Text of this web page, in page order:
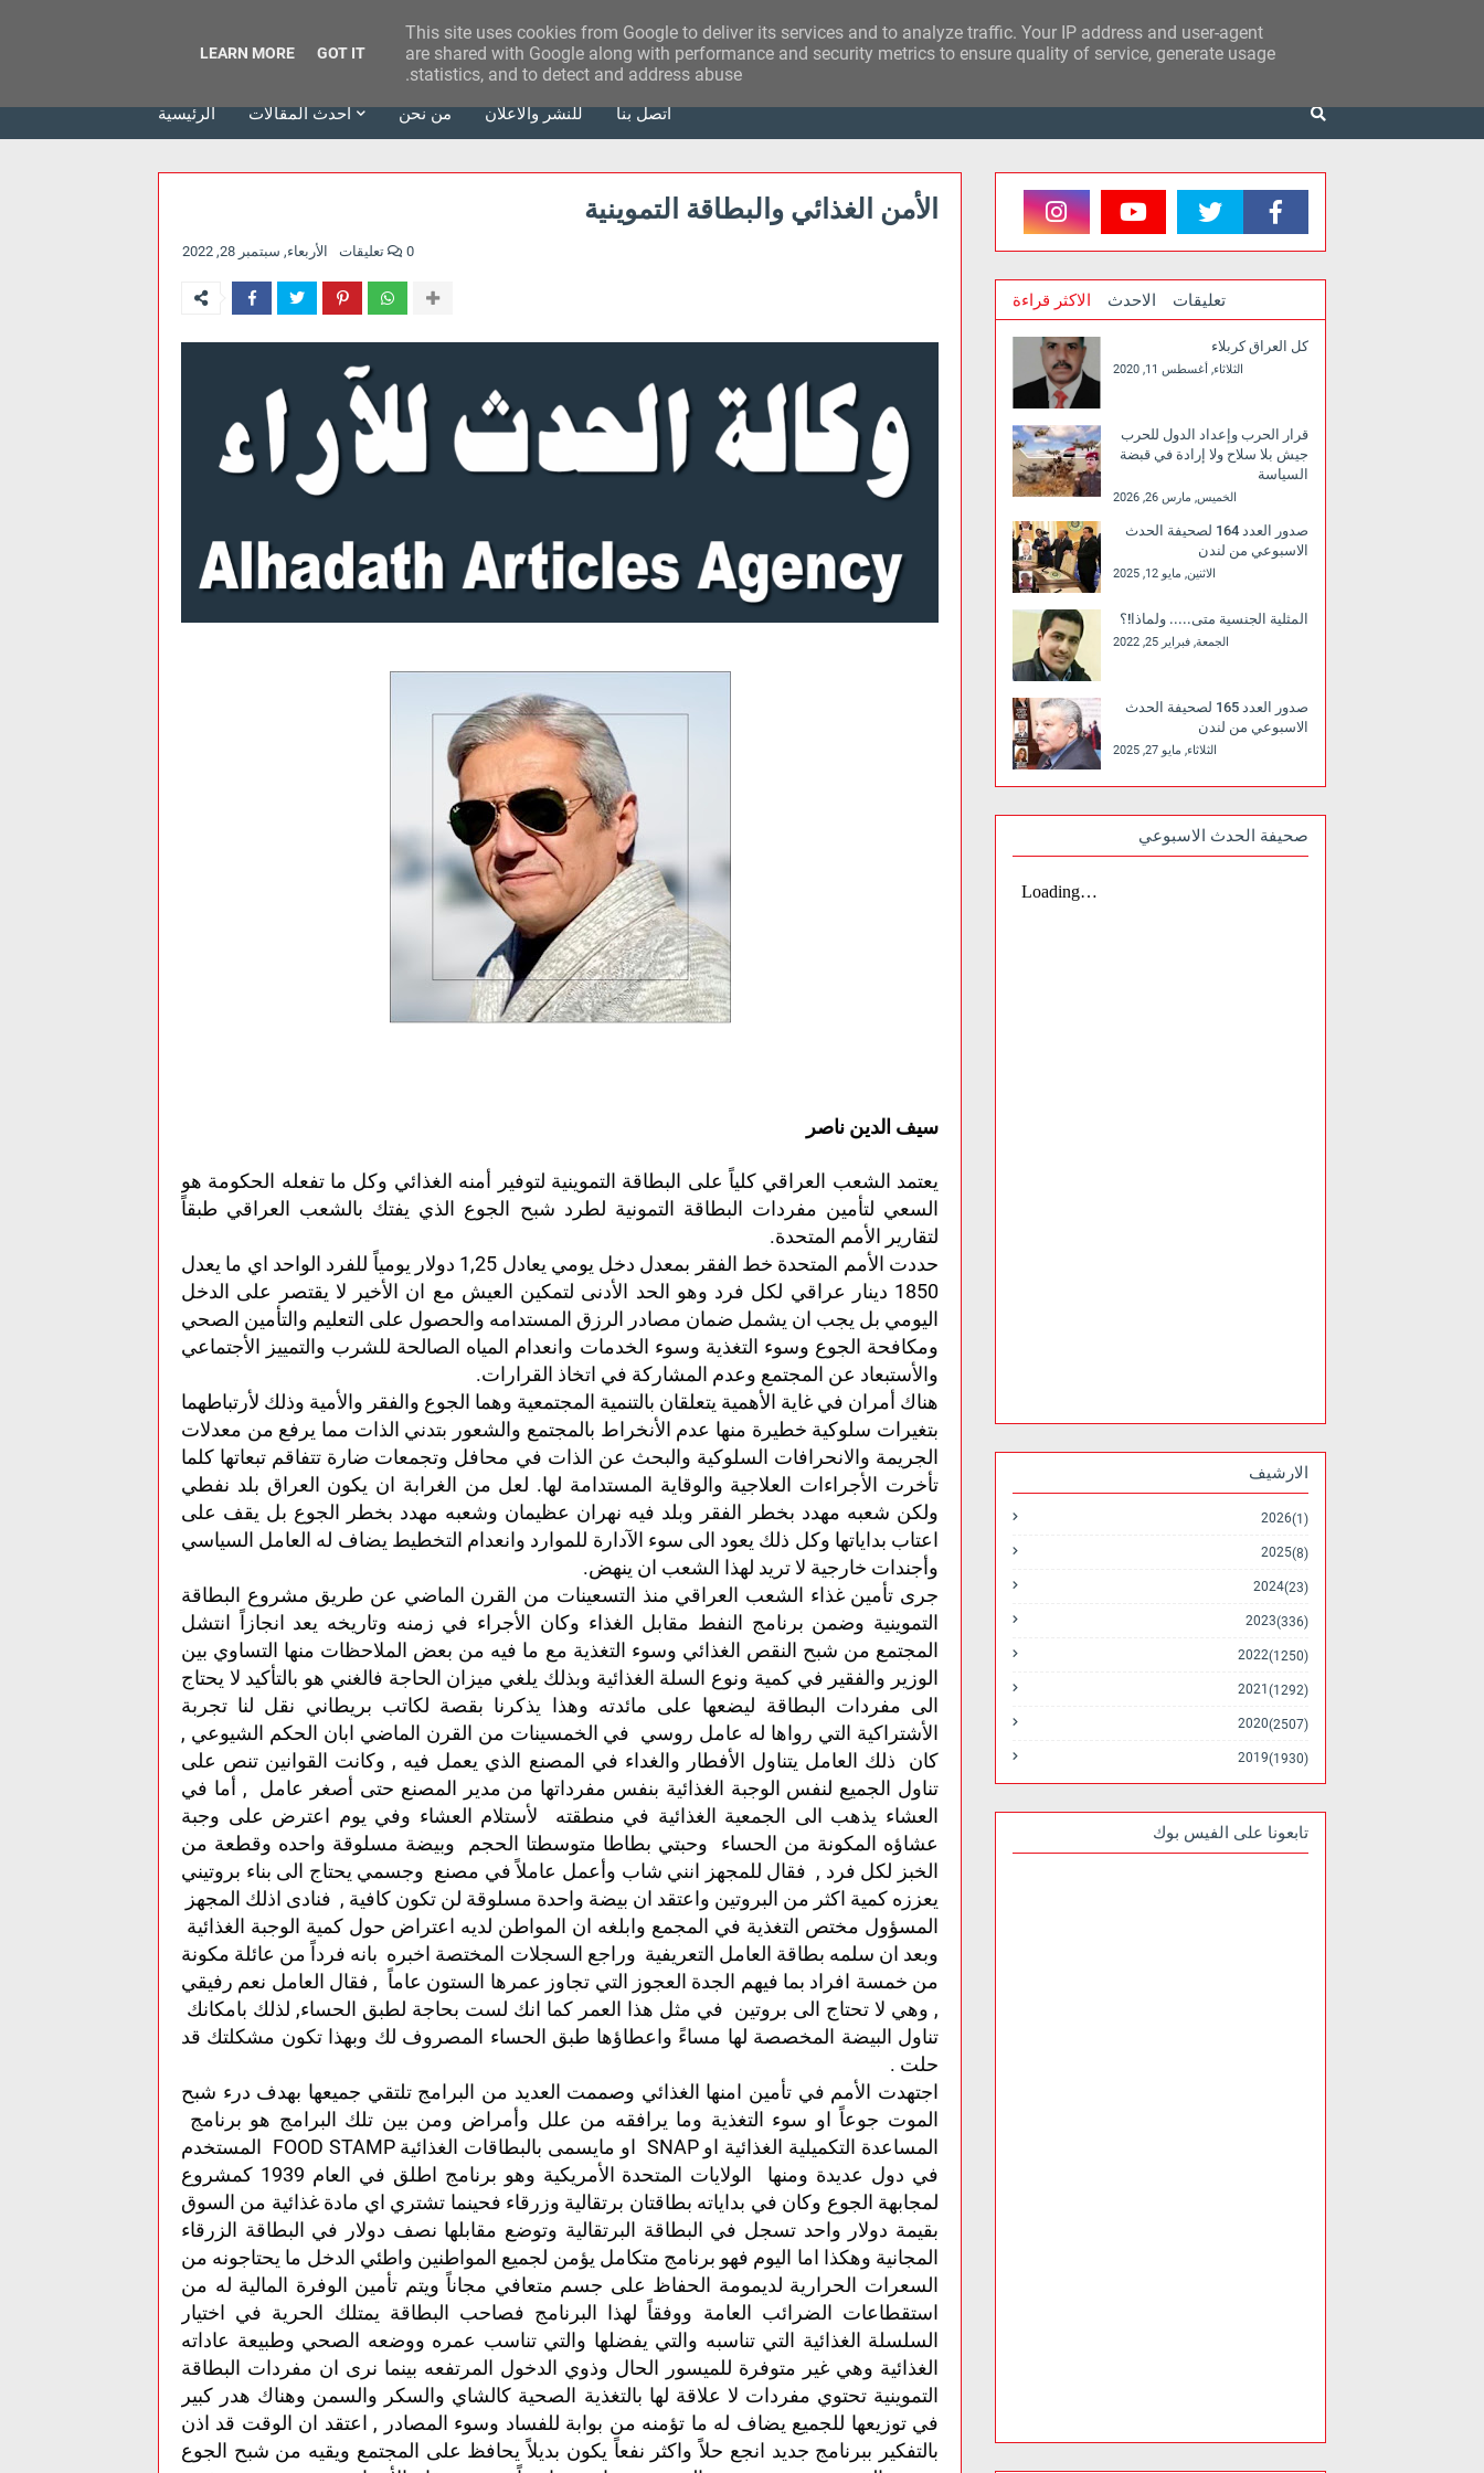
وكالة الحدث للآراء
الرئيسية أحدث المقالات من نحن للنشر والاعلان أتصل بنا
الأمن الغذائي والبطاقة التموينية
الأربعاء, سبتمبر 28, 2022 0 تعليقات
سيف الدين ناصر
يعتمد الشعب العراقي كلياً على البطاقة التموينية لتوفير أمنه الغذائي وكل ما تفعله الحكومة هو
السعي لتأمين مفردات البطاقة التمونية لطرد شبح الجوع الذي يفتك بالشعب العراقي طبقاً
لتقارير الأمم المتحدة.
حددت الأمم المتحدة خط الفقر بمعدل دخل يومي يعادل 1,25 دولار يومياً للفرد الواحد اي ما يعدل
1850 دينار عراقي لكل فرد وهو الحد الأدنى لتمكين العيش مع ان الأخير لا يقتصر على الدخل
اليومي بل يجب ان يشمل ضمان مصادر الرزق المستدامه والحصول على التعليم والتأمين الصحي
ومكافحة الجوع وسوء التغذية وسوء الخدمات وانعدام المياه الصالحة للشرب والتمييز الأجتماعي
والأستبعاد عن المجتمع وعدم المشاركة في اتخاذ القرارات.
هناك أمران في غاية الأهمية يتعلقان بالتنمية المجتمعية وهما الجوع والفقر والأمية وذلك لأرتباطهما
بتغيرات سلوكية خطيرة منها عدم الأنخراط بالمجتمع والشعور بتدني الذات مما يرفع من معدلات
الجريمة والانحرافات السلوكية والبحث عن الذات في محافل وتجمعات ضارة تتفاقم تبعاتها كلما
تأخرت الأجراءات العلاجية والوقاية المستدامة لها. لعل من الغرابة ان يكون العراق بلد نفطي
ولكن شعبه مهدد بخطر الفقر وبلد فيه نهران عظيمان وشعبه مهدد بخطر الجوع بل يقف على
اعتاب بداياتها وكل ذلك يعود الى سوء الآدارة للموارد وانعدام التخطيط يضاف له العامل السياسي
وأجندات خارجية لا تريد لهذا الشعب ان ينهض.
جرى تأمين غذاء الشعب العراقي منذ التسعينات من القرن الماضي عن طريق مشروع البطاقة
التموينية وضمن برنامج النفط مقابل الغذاء وكان الأجراء في زمنه وتاريخه يعد انجازاً انتشل
المجتمع من شبح النقص الغذائي وسوء التغذية مع ما فيه من بعض الملاحظات منها التساوي بين
الوزير والفقير في كمية ونوع السلة الغذائية وبذلك يلغي ميزان الحاجة فالغني هو بالتأكيد لا يحتاج
الى مفردات البطاقة ليضعها على مائدته وهذا يذكرنا بقصة لكاتب بريطاني نقل لنا تجربة
الأشتراكية التي رواها له عامل روسي في الخمسينات من القرن الماضي ابان الحكم الشيوعي ,
كان ذلك العامل يتناول الأفطار والغداء في المصنع الذي يعمل فيه , وكانت القوانين تنص على
تناول الجميع لنفس الوجبة الغذائية بنفس مفرداتها من مدير المصنع حتى أصغر عامل , أما في
العشاء يذهب الى الجمعية الغذائية في منطقته لأستلام العشاء وفي يوم اعترض على وجبة
عشاؤه المكونة من الحساء وحبتي بطاطا متوسطتا الحجم وبيضة مسلوقة واحده وقطعة من
الخبز لكل فرد , فقال للمجهز انني شاب وأعمل عاملاً في مصنع وجسمي يحتاج الى بناء بروتيني
يعززه كمية اكثر من البروتين واعتقد ان بيضة واحدة مسلوقة لن تكون كافية , فنادى اذلك المجهز
المسؤول مختص التغذية في المجمع وابلغه ان المواطن لديه اعتراض حول كمية الوجبة الغذائية
وبعد ان سلمه بطاقة العامل التعريفية وراجع السجلات المختصة اخبره بانه فرداً من عائلة مكونة
من خمسة افراد بما فيهم الجدة العجوز التي تجاوز عمرها الستون عاماً , فقال العامل نعم رفيقي
, وهي لا تحتاج الى بروتين في مثل هذا العمر كما انك لست بحاجة لطبق الحساء, لذلك بامكانك
تناول البيضة المخصصة لها مساءً واعطاؤها طبق الحساء المصروف لك وبهذا تكون مشكلتك قد
حلت .
اجتهدت الأمم في تأمين امنها الغذائي وصممت العديد من البرامج تلتقي جميعها بهدف درء شبح
الموت جوعاً او سوء التغذية وما يرافقه من علل وأمراض ومن بين تلك البرامج هو برنامج
المساعدة التكميلية الغذائية او SNAP او مايسمى بالبطاقات الغذائية FOOD STAMP المستخدم
في دول عديدة ومنها الولايات المتحدة الأمريكية وهو برنامج اطلق في العام 1939 كمشروع
لمجابهة الجوع وكان في بداياته بطاقتان برتقالية وزرقاء فحينما تشتري اي مادة غذائية من السوق
بقيمة دولار واحد تسجل في البطاقة البرتقالية وتوضع مقابلها نصف دولار في البطاقة الزرقاء
المجانية وهكذا اما اليوم فهو برنامج متكامل يؤمن لجميع المواطنين واطئي الدخل ما يحتاجونه من
السعرات الحرارية لديمومة الحفاظ على جسم متعافي مجاناً ويتم تأمين الوفرة المالية له من
استقطاعات الضرائب العامة ووفقاً لهذا البرنامج فصاحب البطاقة يمتلك الحرية في اختيار
السلسلة الغذائية التي تناسبه والتي يفضلها والتي تناسب عمره ووضعه الصحي وطبيعة عاداته
الغذائية وهي غير متوفرة للميسور الحال وذوي الدخول المرتفعه بينما نرى ان مفردات البطاقة
التموينية تحتوي مفردات لا علاقة لها بالتغذية الصحية كالشاي والسكر والسمن وهناك هدر كبير
في توزيعها للجميع يضاف له ما تؤمنه من بوابة للفساد وسوء المصادر , اعتقد ان الوقت قد اذن
بالتفكير ببرنامج جديد انجع حلاً واكثر نفعاً يكون بديلاً يحافظ على المجتمع ويقيه من شبح الجوع
الاكثر قراءة الاحدث تعليقات
كل العراق كربلاء
الثلاثاء, أغسطس 11, 2020
قرار الحرب وإعداد الدول للحرب
جيش بلا سلاح ولا إرادة في قبضة
السياسة
الخميس, مارس 26, 2026
صدور العدد 164 لصحيفة الحدث
الاسبوعي من لندن
الاثنين, مايو 12, 2025
المثلية الجنسية متى..... ولماذا!؟
الجمعة, فبراير 25, 2022
صدور العدد 165 لصحيفة الحدث
الاسبوعي من لندن
الثلاثاء, مايو 27, 2025
صحيفة الحدث الاسبوعي
الارشيف
2026 (1)
2025 (8)
2024 (23)
2023 (336)
2022 (1250)
2021 (1292)
2020 (2507)
2019 (1930)
تابعونا على الفيس بوك
This site uses cookies from Google to deliver its services and to analyze traffic. Your IP address and user-agent
are shared with Google along with performance and security metrics to ensure quality of service, generate usage
statistics, and to detect and address abuse.
LEARN MORE GOT IT